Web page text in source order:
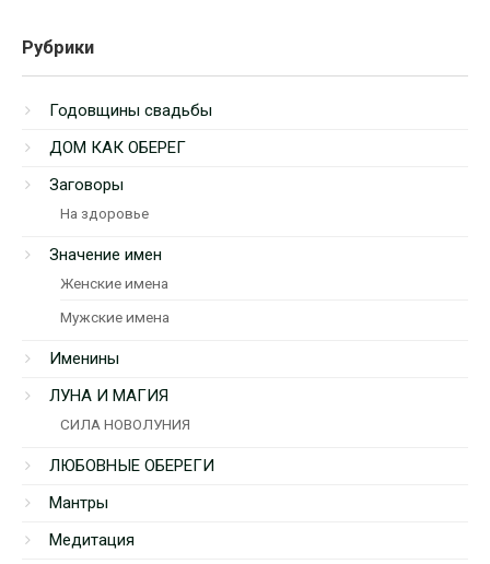
Рубрики
Годовщины свадьбы
ДОМ КАК ОБЕРЕГ
Заговоры
На здоровье
Значение имен
Женские имена
Мужские имена
Именины
ЛУНА И МАГИЯ
СИЛА НОВОЛУНИЯ
ЛЮБОВНЫЕ ОБЕРЕГИ
Мантры
Медитация